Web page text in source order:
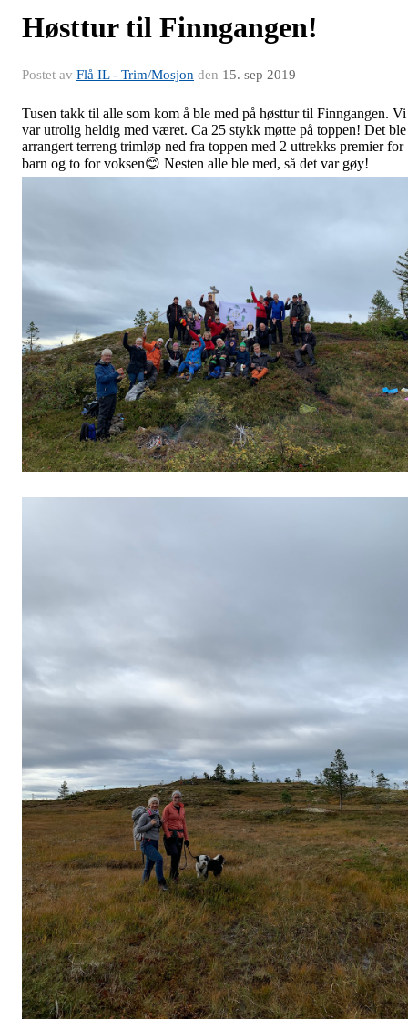
Høsttur til Finngangen!
Postet av Flå IL - Trim/Mosjon den 15. sep 2019
Tusen takk til alle som kom å ble med på høsttur til Finngangen. Vi
var utrolig heldig med været. Ca 25 stykk møtte på toppen! Det ble
arrangert terreng trimløp ned fra toppen med 2 uttrekks premier for
barn og to for voksen😊 Nesten alle ble med, så det var gøy!